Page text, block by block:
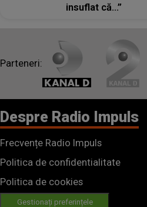
insuflat că...”
Parteneri:
Despre Radio Impuls
Frecvențe Radio Impuls
Politica de confidentialitate
Politica de cookies
Gestionați preferințele